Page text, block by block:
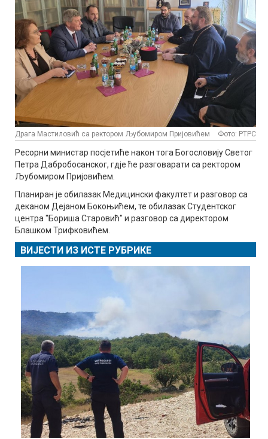
Драга Мастиловић са ректором Љубомиром Пријовићем Фото: РТРС
Ресорни министар посјетиће након тога Богословију Светог
Петра Дабробосанског, гдје ће разговарати са ректором
Љубомиром Пријовићем.
Планиран је обилазак Медицински факултет и разговор са
деканом Дејаном Бокоњићем, те обилазак Студентског
центра "Бориша Старовић" и разговор са директором
Блашком Трифковићем.
ВИЈЕСТИ ИЗ ИСТЕ РУБРИКЕ